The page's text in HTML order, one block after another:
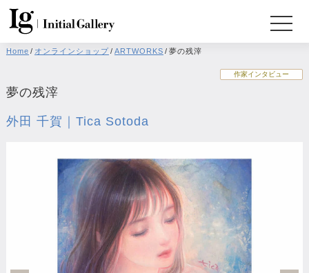
Home / オンラインショップ/ ARTWORKS / 夢の残滓
作家インタビュー
夢の残滓
外田 千賀｜Tica Sotoda